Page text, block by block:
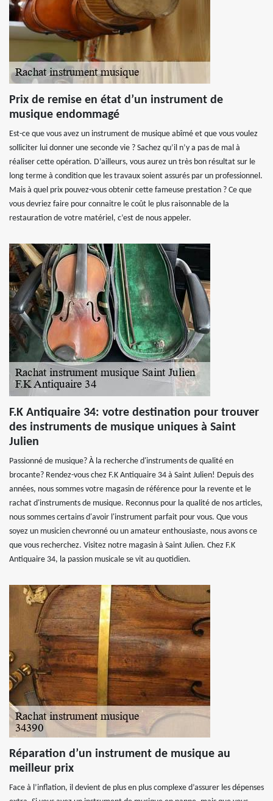
Prix de remise en état d’un instrument de
musique endommagé
Est-ce que vous avez un instrument de musique abîmé et que vous voulez
solliciter lui donner une seconde vie ? Sachez qu’il n’y a pas de mal à
réaliser cette opération. D’ailleurs, vous aurez un très bon résultat sur le
long terme à condition que les travaux soient assurés par un professionnel.
Mais à quel prix pouvez-vous obtenir cette fameuse prestation ? Ce que
vous devriez faire pour connaitre le coût le plus raisonnable de la
restauration de votre matériel, c’est de nous appeler.
F.K Antiquaire 34: votre destination pour trouver
des instruments de musique uniques à Saint
Julien
Passionné de musique? À la recherche d'instruments de qualité en
brocante? Rendez-vous chez F.K Antiquaire 34 à Saint Julien! Depuis des
années, nous sommes votre magasin de référence pour la revente et le
rachat d'instruments de musique. Reconnus pour la qualité de nos articles,
nous sommes certains d'avoir l'instrument parfait pour vous. Que vous
soyez un musicien chevronné ou un amateur enthousiaste, nous avons ce
que vous recherchez. Visitez notre magasin à Saint Julien. Chez F.K
Antiquaire 34, la passion musicale se vit au quotidien.
Réparation d’un instrument de musique au
meilleur prix
Face à l’inflation, il devient de plus en plus complexe d’assurer les dépenses